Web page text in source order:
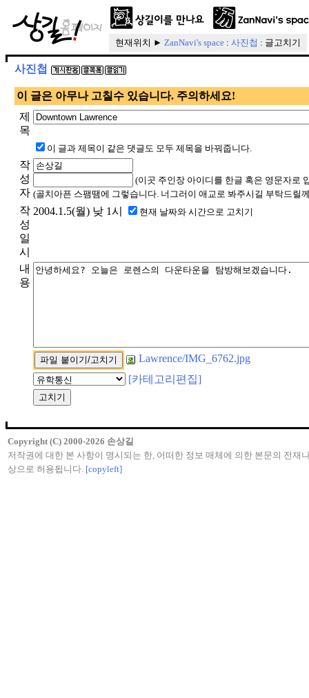
현재위치 ► ZanNavi's space : 사진첩 : 글고치기
사진첩
이 글은 아무나 고칠수 있습니다. 주의하세요!
제
목
이 글과 제목이 같은 댓글도 모두 제목을 바꿔줍니다.
작
성
자
(이곳 주인장 아이디를 한글 혹은 영문자로
(골치아픈 스팸땜에 그렇습니다. 너그러이 애교로 봐주시길 부탁드릴
작
성
일
시
2004.1.5(월) 낮 1시 현재 날짜와 시간으로 고치기
내
용
Lawrence/IMG_6762.jpg
[카테고리편집]
Copyright (C) 2000-2026 손상길
저작권에 대한 본 사항이 명시되는 한, 어떠한 정보 매체에 의한 본문의 전재
상으로 허용됩니다. [copyleft]